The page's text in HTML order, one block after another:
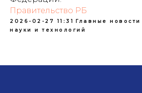
Правительство РБ
2026-02-27 11:31 Главные новости
науки и технологий